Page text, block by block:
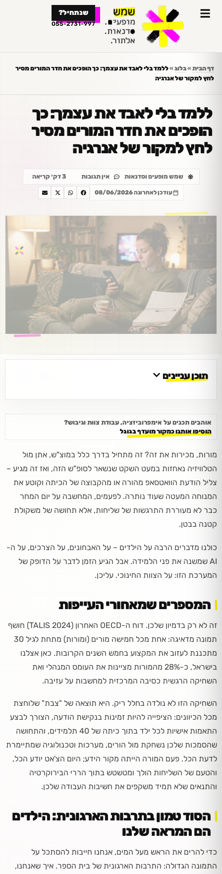
שנתחיל?
055-2731-997
דף הבית »בלוג »ללמד בלי לאבד את עצמך: כך הופכים את חדר המורים מסיר
לחץ למקור של אנרגיה
ללמד בלי לאבד את עצמך: כך
הופכים את חדר המורים מסיר
לחץ למקור של אנרגיה
שמש מופעים וסדנאות אין תגובות 3 דק׳ קריאה
עודכן לאחרונה 08/06/2026
תוכן עניינים
אוהבים תכנים על אימפרוביזציה, עבודת צוות וגיבוש?
הוסיפו אותנו כמקור מועדף בגוגל
מורות, מכירות את זה? זה מתחיל בדרך כלל במוצ"ש, אתן מול
הטלוויזיה נאחזות במעט השקט שנשאר לסופ"ש הזה, ואז זה מגיע –
צליל הודעת הוואטסאפ מהורה או מהקבוצה של הכיתה וקוטע את
המנוחה המעטה שעוד נותרה. לפעמים, המחשבה על יום המחר
כבר לא מעוררת התרגשות של שליחות, אלא תחושה של משקולת
קטנה בבטן.
כולנו מדברים הרבה על הילדים – על האבחונים, על הצרכים, על ה-
AI שמשנה את פני הלמידה. אבל הגיע הזמן לדבר על הדופק של
המערכת הזו: על הצוות החינוכי. עליכן.
המספרים שמאחורי העייפות
זה לא רק בדמיון שלכן. דוח ה-OECD האחרון (TALIS 2024) חושף
תמונה מדאיגה: אחת מכל חמישה מורים (ומורות) מתחת לגיל 30
מתכננת לעזוב את המקצוע בחמש השנים הקרובות. כאן אצלנו
בישראל, כ-28% מהמורות מציינות את העומס המנהלי ואת
השחיקה הרגשית כסיבה המרכזית למחשבות על עזיבה.
השחיקה הזו לא נולדה בחלל ריק. היא תוצאה של "צבת" שלוחצת
מכל הכיוונים: הציפייה להיות זמינות בנקישת הודעה, הצורך לבצע
התאמות אישיות לכל ילד בתוך כיתה של 40 תלמידים, והתחושה
שהסמכות שלכן נשחקת מול הורים, מערכות וטכנולוגיה שמתיימרת
לדעת הכל. פעם המורה הייתה מקור הידע; היום הצ'אט יודע הכל,
והטעם של השליחות הולך ומטשטש בתוך הררי הבירוקרטיה
והתנאים שלא תמיד משקפים את חשיבות העבודה שלכן.
הסוד טמון בתרבות הארגונית: הילדים
הם המראה שלנו
כדי להרים את הראש מעל המים, אנחנו חייבות להסתכל על
התמונה הגדולה: התרבות הארגונית של בית הספר. איך שאנחנו,